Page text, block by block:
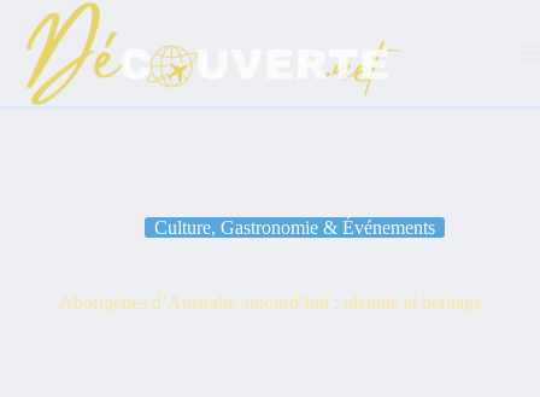
contenu
Culture, Gastronomie & Événements
Aborigènes d’Australie aujourd’hui : identité et héritage